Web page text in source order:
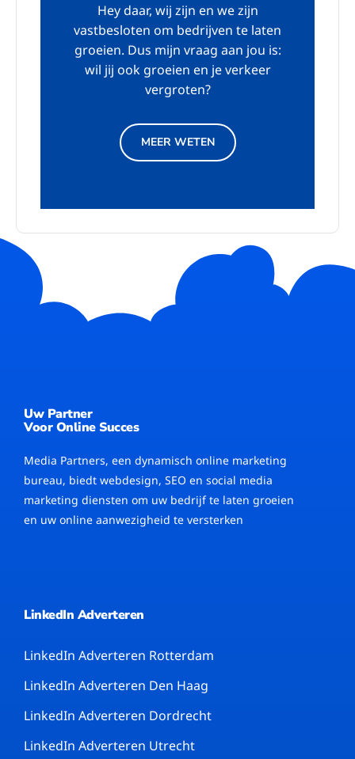
Hey daar, wij zijn en we zijn
vastbesloten om bedrijven te laten
groeien. Dus mijn vraag aan jou is:
wil jij ook groeien en je verkeer
vergroten?
MEER WETEN
Uw Partner
Voor Online Succes
Media Partners, een dynamisch online marketing
bureau, biedt webdesign, SEO en social media
marketing diensten om uw bedrijf te laten groeien
en uw online aanwezigheid te versterken
LinkedIn Adverteren
LinkedIn Adverteren Rotterdam
LinkedIn Adverteren Den Haag
LinkedIn Adverteren Dordrecht
LinkedIn Adverteren Utrecht